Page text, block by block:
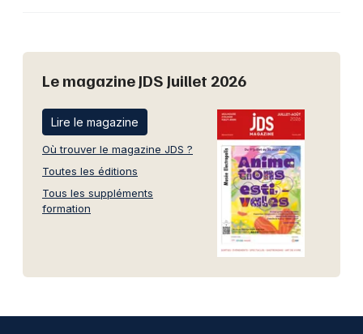
Le magazine JDS Juillet 2026
Lire le magazine
Où trouver le magazine JDS ?
Toutes les éditions
Tous les suppléments
formation